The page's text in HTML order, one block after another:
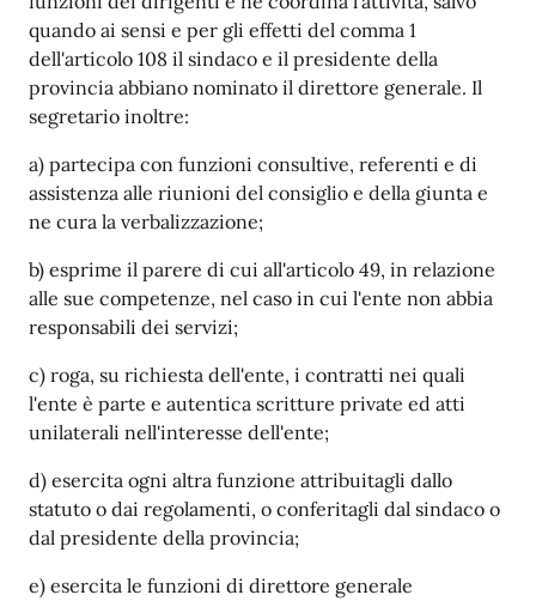
quando ai sensi e per gli effetti del comma 1
dell'articolo 108 il sindaco e il presidente della
provincia abbiano nominato il direttore generale. Il
segretario inoltre:
a) partecipa con funzioni consultive, referenti e di
assistenza alle riunioni del consiglio e della giunta e
ne cura la verbalizzazione;
b) esprime il parere di cui all'articolo 49, in relazione
alle sue competenze, nel caso in cui l'ente non abbia
responsabili dei servizi;
c) roga, su richiesta dell'ente, i contratti nei quali
l'ente è parte e autentica scritture private ed atti
unilaterali nell'interesse dell'ente;
d) esercita ogni altra funzione attribuitagli dallo
statuto o dai regolamenti, o conferitagli dal sindaco o
dal presidente della provincia;
e) esercita le funzioni di direttore generale